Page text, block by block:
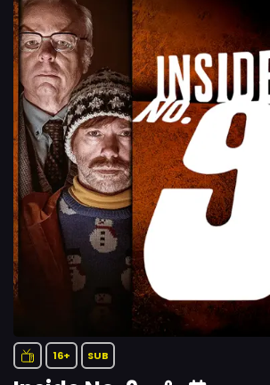
16+ SUB